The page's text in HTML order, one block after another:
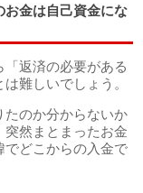
お金は自己資金にな
返済の必要がある
難しいでしょう。
たのか分からないか
突然まとまったお金
でどこからの入金で